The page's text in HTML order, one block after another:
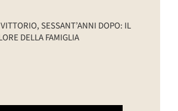
SESSANT’ANNI DOPO: IL
DELLA FAMIGLIA